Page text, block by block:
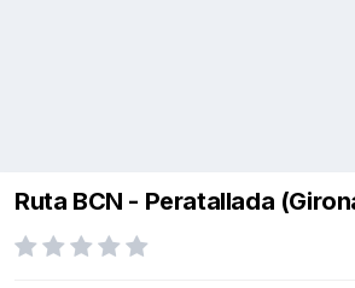
Ruta BCN - Peratallada